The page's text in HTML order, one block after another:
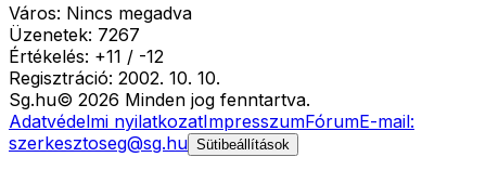
Város: Nincs megadva
Üzenetek: 7267
Értékelés: +11 / -12
Regisztráció: 2002. 10. 10.
Sg.hu© 2026 Minden jog fenntartva.
Adatvédelmi nyilatkozatImpresszumFórumE-mail:
szerkesztoseg@sg.hu Sütibeállítások